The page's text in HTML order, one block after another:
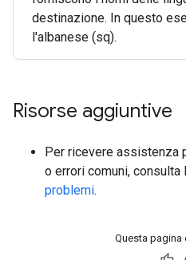
destinazione. In questo
l'albanese (sq).
Risorse aggiuntive
Per ricevere assistenza
o errori comuni, consulta
problemi.
Questa pagina